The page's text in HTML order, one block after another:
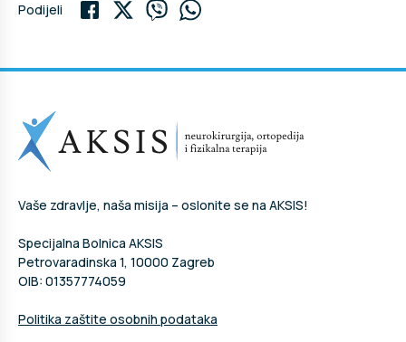
Podijeli
Vaše zdravlje, naša misija – oslonite se na AKSIS!
Specijalna Bolnica AKSIS
Petrovaradinska 1, 10000 Zagreb
OIB: 01357774059
Politika zaštite osobnih podataka